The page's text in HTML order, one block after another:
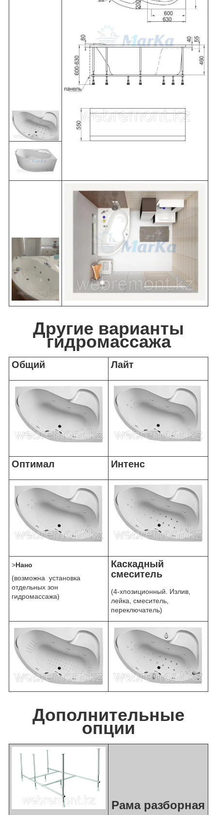
Другие варианты
гидромассажа
Общий Лайт
Оптимал Интенс
>Нано
(возможна установка
отдельных зон
гидромассажа)
Каскадный
смеситель
(4-хпозиционный. Излив,
лейка, смеситель,
переключатель)
Дополнительные
опции
Рама разборная